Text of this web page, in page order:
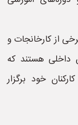
از کارخانجات و
داخلی هستند که
خود برگزار